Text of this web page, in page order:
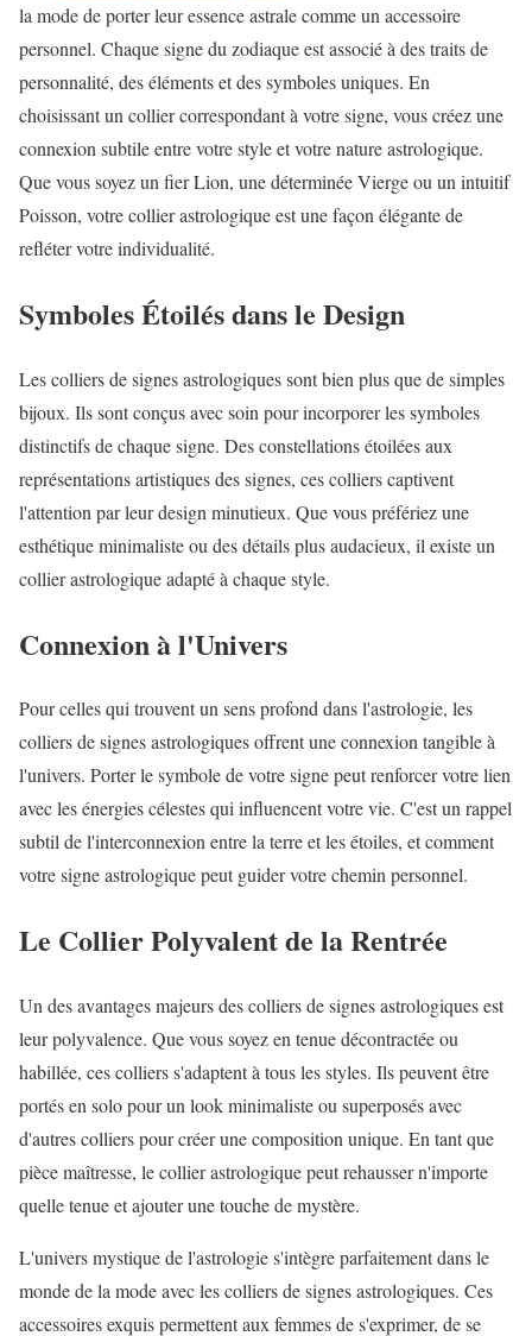
la mode de porter leur essence astrale comme un accessoire
personnel. Chaque signe du zodiaque est associé à des traits de
personnalité, des éléments et des symboles uniques. En
choisissant un collier correspondant à votre signe, vous créez une
connexion subtile entre votre style et votre nature astrologique.
Que vous soyez un fier Lion, une déterminée Vierge ou un intuitif
Poisson, votre collier astrologique est une façon élégante de
refléter votre individualité.
Symboles Étoilés dans le Design
Les colliers de signes astrologiques sont bien plus que de simples
bijoux. Ils sont conçus avec soin pour incorporer les symboles
distinctifs de chaque signe. Des constellations étoilées aux
représentations artistiques des signes, ces colliers captivent
l'attention par leur design minutieux. Que vous préfériez une
esthétique minimaliste ou des détails plus audacieux, il existe un
collier astrologique adapté à chaque style.
Connexion à l'Univers
Pour celles qui trouvent un sens profond dans l'astrologie, les
colliers de signes astrologiques offrent une connexion tangible à
l'univers. Porter le symbole de votre signe peut renforcer votre lien
avec les énergies célestes qui influencent votre vie. C'est un rappel
subtil de l'interconnexion entre la terre et les étoiles, et comment
votre signe astrologique peut guider votre chemin personnel.
Le Collier Polyvalent de la Rentrée
Un des avantages majeurs des colliers de signes astrologiques est
leur polyvalence. Que vous soyez en tenue décontractée ou
habillée, ces colliers s'adaptent à tous les styles. Ils peuvent être
portés en solo pour un look minimaliste ou superposés avec
d'autres colliers pour créer une composition unique. En tant que
pièce maîtresse, le collier astrologique peut rehausser n'importe
quelle tenue et ajouter une touche de mystère.
L'univers mystique de l'astrologie s'intègre parfaitement dans le
monde de la mode avec les colliers de signes astrologiques. Ces
accessoires exquis permettent aux femmes de s'exprimer, de se